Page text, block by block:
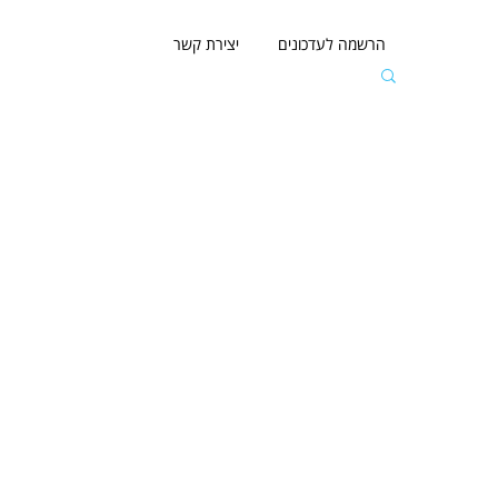
יצירת קשר הרשמה לעדכונים